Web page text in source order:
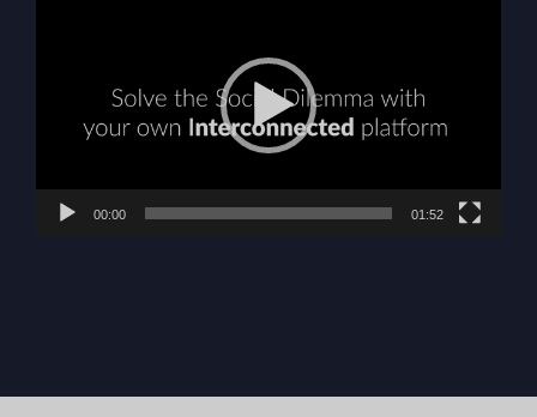
00:00 01:52